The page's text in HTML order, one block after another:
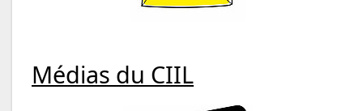
Médias du CIIL